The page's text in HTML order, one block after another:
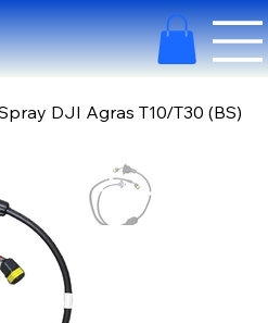
DJI Agras T10/T30 (BS)